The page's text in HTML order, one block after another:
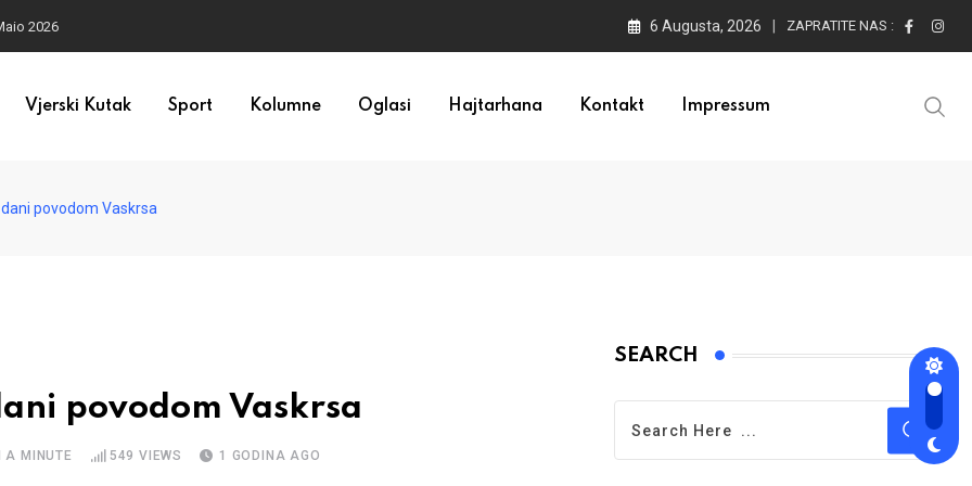
2026 6 Augusta, 2026 ZAPRATITE NAS :
Vjerski Kutak Sport Kolumne Oglasi Hajtarhana Kontakt Impressum
povodom Vaskrsa
povodom Vaskrsa
A MINUTE 549 VIEWS 1 GODINA AGO
SEARCH